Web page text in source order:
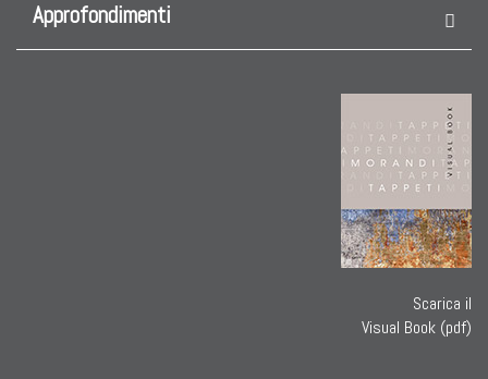
Approfondimenti
Scarica il
Visual Book (pdf)